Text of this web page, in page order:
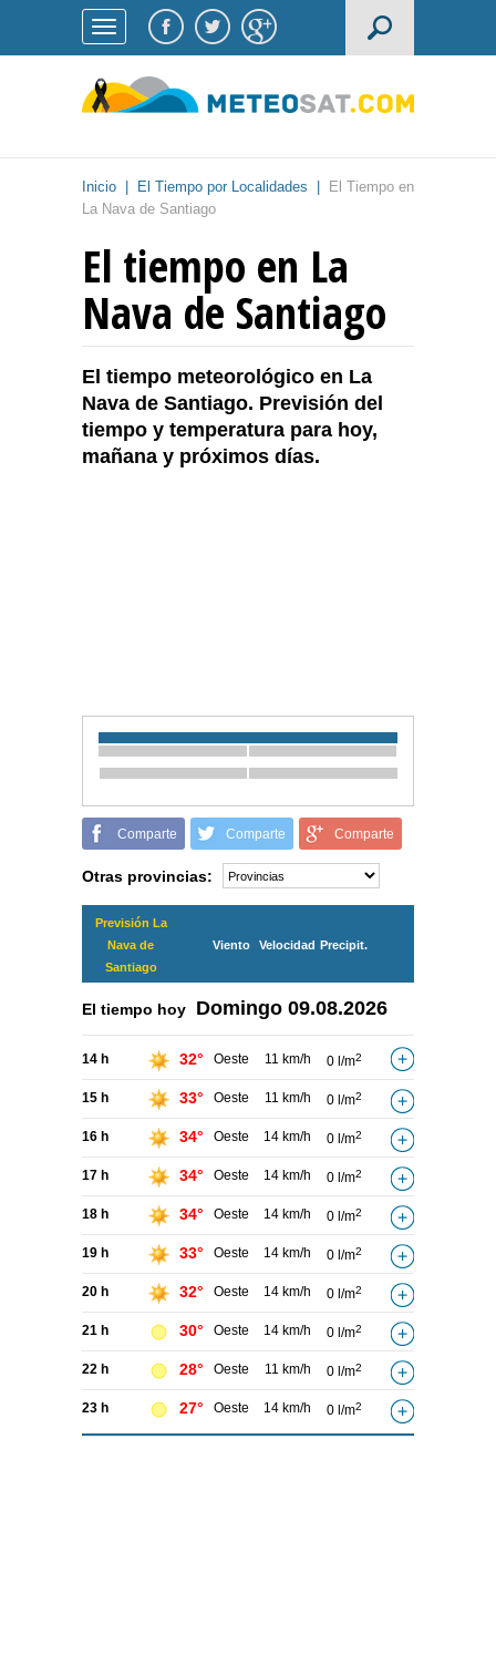
Inicio El Tiempo por Localidades
El Tiempo en
La Nava de Santiago
El tiempo en La
Nava de Santiago
El tiempo meteorológico en La
Nava de Santiago. Previsión del
tiempo y temperatura para hoy,
mañana y próximos días.
Comparte Comparte Comparte
Otras provincias:
Previsión La
Nava de
Santiago
Viento Velocidad Precipit.
El tiempo hoy Domingo 09.08.2026
14 h 32° Oeste 11 km/h 0 l/m2
15 h 33° Oeste 11 km/h 0 l/m2
16 h 34° Oeste 14 km/h 0 l/m2
17 h 34° Oeste 14 km/h 0 l/m2
18 h 34° Oeste 14 km/h 0 l/m2
19 h 33° Oeste 14 km/h 0 l/m2
20 h 32° Oeste 14 km/h 0 l/m2
21 h 30° Oeste 14 km/h 0 l/m2
22 h 28° Oeste 11 km/h 0 l/m2
23 h 27° Oeste 14 km/h 0 l/m2